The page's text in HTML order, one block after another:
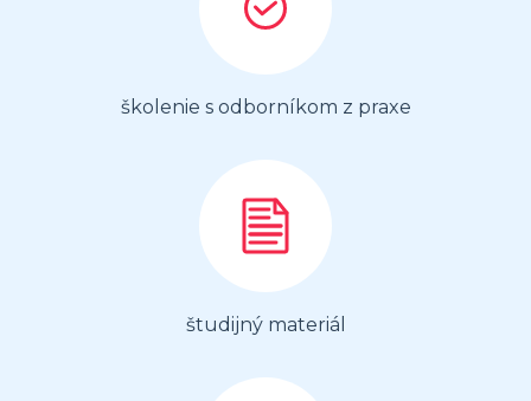
školenie s odborníkom z praxe
študijný materiál